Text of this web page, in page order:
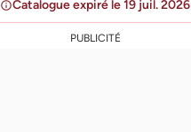
infoCatalogue expiré le 19 juil. 2026
PUBLICITÉ